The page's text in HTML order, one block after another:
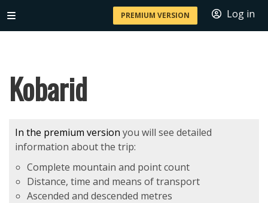
PREMIUM VERSION Log in
Kobarid
In the premium version you will see detailed
information about the trip:
Complete mountain and point count
Distance, time and means of transport
Ascended and descended metres